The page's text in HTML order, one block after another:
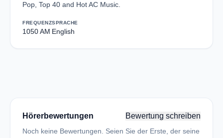
Pop, Top 40 and Hot AC Music.
FREQUENZ
1050 AM
SPRACHE
English
Hörerbewertungen Bewertung schreiben
Noch keine Bewertungen. Seien Sie der Erste, der seine